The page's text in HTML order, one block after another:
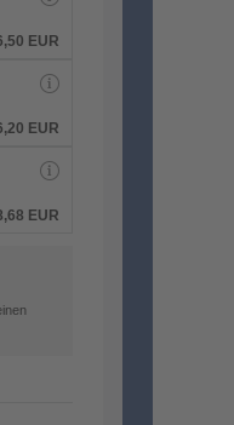
EUR
EUR
EUR